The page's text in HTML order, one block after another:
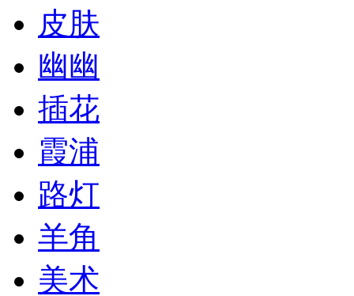
皮肤
幽幽
插花
霞浦
路灯
羊角
美术